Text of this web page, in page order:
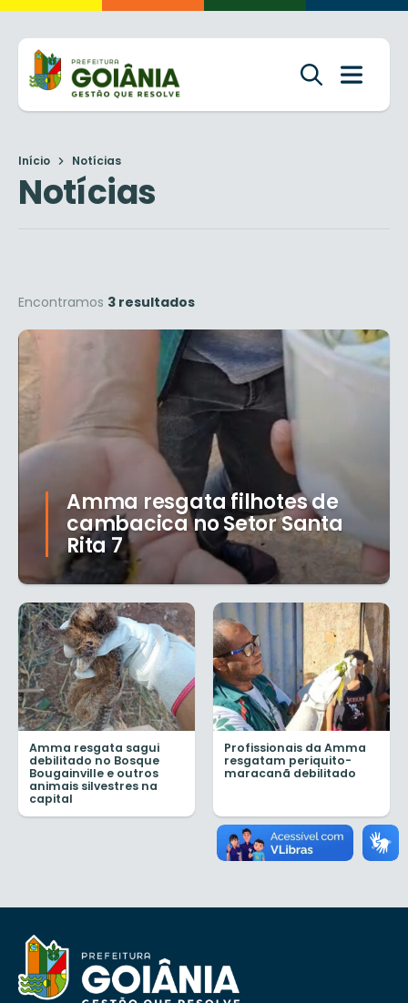
Início Notícias
Notícias
Encontramos 3 resultados
Amma resgata filhotes de
cambacica no Setor Santa
Rita 7
Amma resgata sagui
debilitado no Bosque
Bougainville e outros
animais silvestres na
capital
Profissionais da Amma
resgatam periquito-
maracanã debilitado